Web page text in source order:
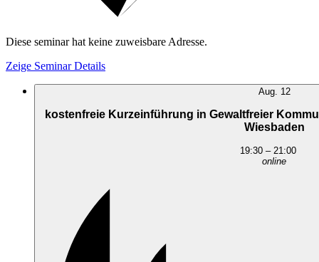
Diese seminar hat keine zuweisbare Adresse.
Zeige Seminar Details
Aug. 12
kostenfreie Kurzeinführung in Gewaltfreier
Wiesbaden
19:30 – 21:00
online